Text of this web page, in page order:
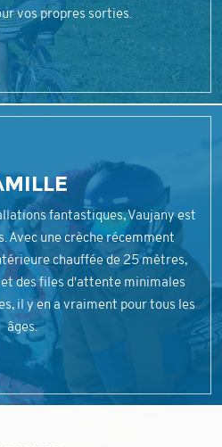
vos propres sorties.
fantastiques, Vaujany est
Avec une crèche récemment
chauffée de 25 mètres,
des files d'attente minimales
il y en a vraiment pour tous les
âges.